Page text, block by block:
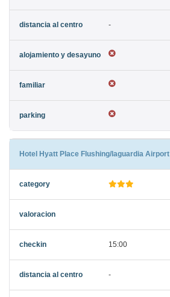
-
Hotel Hyatt Place Flushing/laguardia Airport
15:00
-